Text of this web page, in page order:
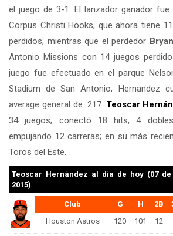
el juego de 3-1. El lanzador ganador fue
Corpus Christi Hooks, que ahora tiene
perdidos; mientras que el perdedor
Antonio Missions con 14 juegos
juego fue efectuado en el parque
Stadium de San Antonio; Hernandez
average general de .217. Teoscar
34 juegos, conectó 18 hits, 4
empujando 12 carreras; en su más
Toros del Este.
Teoscar Hernández al día de hoy (07
2015)
Club G H 2B
Houston Astros
120 101 12